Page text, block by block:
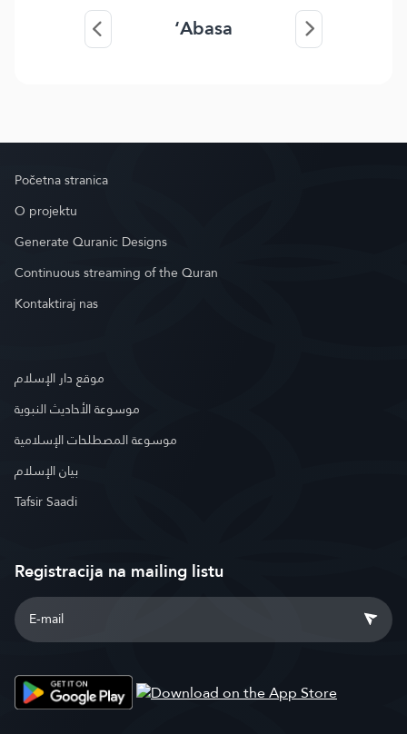
‘Abasa
Početna stranica
O projektu
Generate Quranic Designs
Continuous streaming of the Quran
Kontaktiraj nas
موقع دار الإسلام
موسوعة الأحاديث النبوية
موسوعة المصطلحات الإسلامية
بيان الإسلام
Tafsir Saadi
Registracija na mailing listu